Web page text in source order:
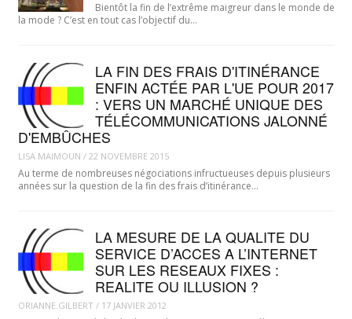
Bientôt la fin de l’extrême maigreur dans le monde de
la mode ? C’est en tout cas l’objectif du…
LA FIN DES FRAIS D'ITINÉRANCE
ENFIN ACTÉE PAR L'UE POUR 2017
: VERS UN MARCHÉ UNIQUE DES
TÉLÉCOMMUNICATIONS JALONNÉ
D'EMBÛCHES
LISA MAIMOUN / 22 NOVEMBRE 2015
Au terme de nombreuses négociations infructueuses depuis plusieurs
années sur la question de la fin des frais d’itinérance…
LA MESURE DE LA QUALITE DU
SERVICE D’ACCES A L’INTERNET
SUR LES RESEAUX FIXES :
REALITE OU ILLUSION ?
ORIANNE.GILBERT / 17 JANVIER 2012